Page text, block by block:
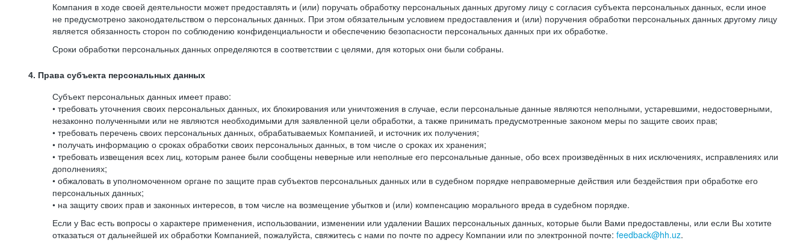
Компания в ходе своей деятельности может предоставлять и (или) поручать обработку персональных данных другому лицу с согласия субъекта персональных данных, если иное
не предусмотрено законодательством о персональных данных. При этом обязательным условием предоставления и (или) поручения обработки персональных данных другому лицу
является обязанность сторон по соблюдению конфиденциальности и обеспечению безопасности персональных данных при их обработке.
Сроки обработки персональных данных определяются в соответствии с целями, для которых они были собраны.
4. Права субъекта персональных данных
Субъект персональных данных имеет право:
• требовать уточнения своих персональных данных, их блокирования или уничтожения в случае, если персональные данные являются неполными, устаревшими, недостоверными,
незаконно полученными или не являются необходимыми для заявленной цели обработки, а также принимать предусмотренные законом меры по защите своих прав;
• требовать перечень своих персональных данных, обрабатываемых Компанией, и источник их получения;
• получать информацию о сроках обработки своих персональных данных, в том числе о сроках их хранения;
• требовать извещения всех лиц, которым ранее были сообщены неверные или неполные его персональные данные, обо всех произведённых в них исключениях, исправлениях или
дополнениях;
• обжаловать в уполномоченном органе по защите прав субъектов персональных данных или в судебном порядке неправомерные действия или бездействия при обработке его
персональных данных;
• на защиту своих прав и законных интересов, в том числе на возмещение убытков и (или) компенсацию морального вреда в судебном порядке.
Если у Вас есть вопросы о характере применения, использовании, изменении или удалении Ваших персональных данных, которые были Вами предоставлены, или если Вы хотите
отказаться от дальнейшей их обработки Компанией, пожалуйста, свяжитесь с нами по почте по адресу Компании или по электронной почте: feedback@hh.uz.